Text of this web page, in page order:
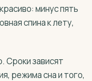
минус пять
спина к лету,
Сроки зависят
режима сна и того,